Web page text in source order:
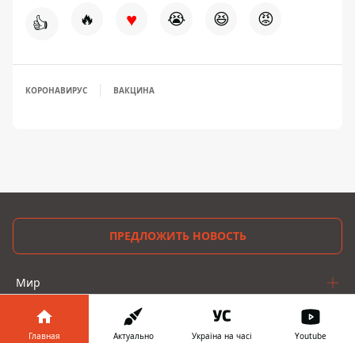
👍 🔥 ♥ 😭 😆 😡
КОРОНАВИРУС ВАКЦИНА
ПРЕДЛОЖИТЬ НОВОСТЬ
Мир
Украина
Главная Актуально Україна на часі Youtube